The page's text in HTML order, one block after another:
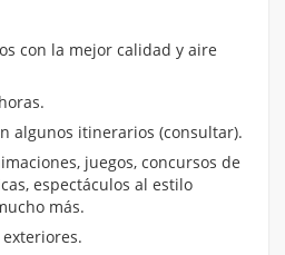
con la mejor calidad y aire
algunos itinerarios (consultar).
juegos, concursos de
espectáculos al estilo
más.